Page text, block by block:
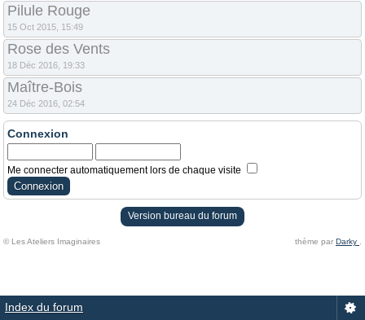
Pilule Rouge
15 Oct 2015, 15:49
Rose des Vents
18 Déc 2016, 19:33
Maître-Bois
24 Déc 2016, 02:54
Connexion
Me connecter automatiquement lors de chaque visite
Version bureau du forum
© Les Ateliers Imaginaires thème par Darky
Index du forum